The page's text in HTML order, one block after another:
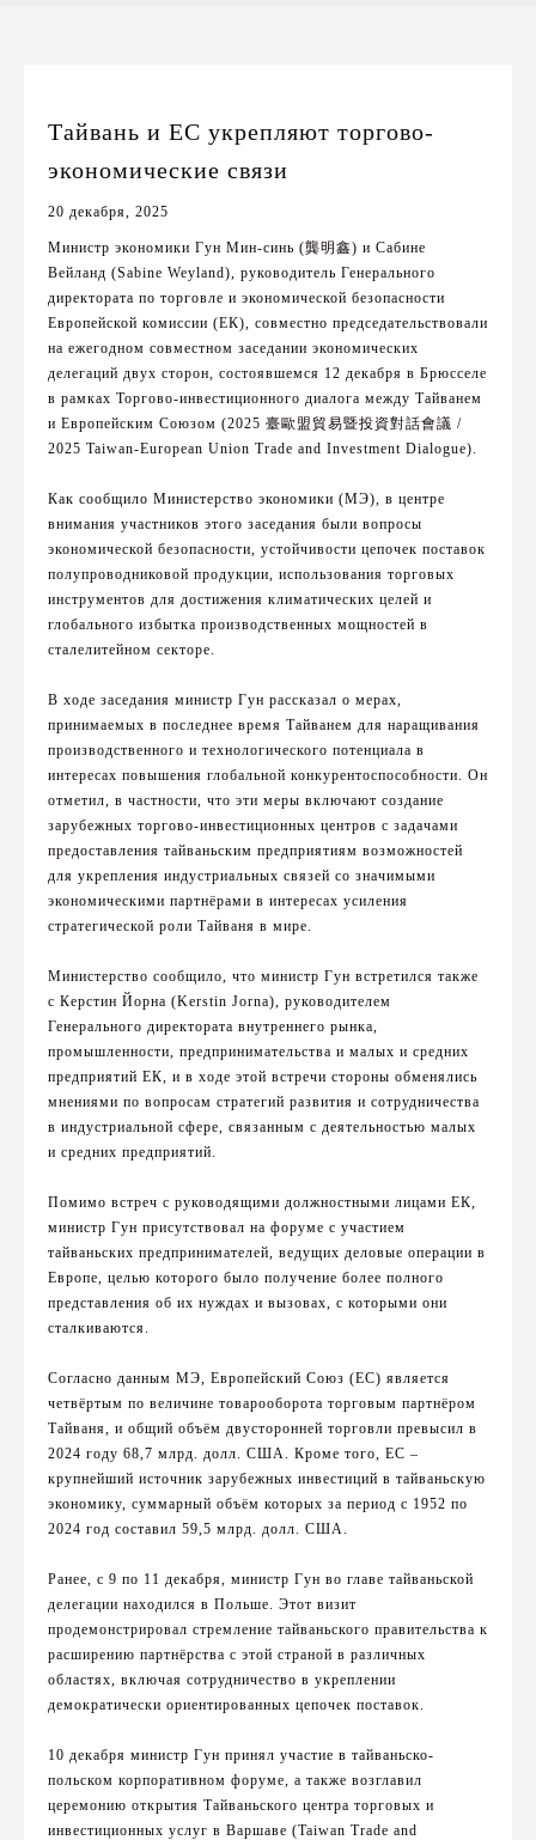
Тайвань и ЕС укрепляют торгово-
экономические связи
20 декабря, 2025
Министр экономики Гун Мин-синь (龔明鑫) и Сабине
Вейланд (Sabine Weyland), руководитель Генерального
директората по торговле и экономической безопасности
Европейской комиссии (ЕК), совместно председательствовали
на ежегодном совместном заседании экономических
делегаций двух сторон, состоявшемся 12 декабря в Брюсселе
в рамках Торгово-инвестиционного диалога между Тайванем
и Европейским Союзом (2025 臺歐盟貿易暨投資對話會議 /
2025 Taiwan-European Union Trade and Investment Dialogue).
Как сообщило Министерство экономики (МЭ), в центре
внимания участников этого заседания были вопросы
экономической безопасности, устойчивости цепочек поставок
полупроводниковой продукции, использования торговых
инструментов для достижения климатических целей и
глобального избытка производственных мощностей в
сталелитейном секторе.
В ходе заседания министр Гун рассказал о мерах,
принимаемых в последнее время Тайванем для наращивания
производственного и технологического потенциала в
интересах повышения глобальной конкурентоспособности. Он
отметил, в частности, что эти меры включают создание
зарубежных торгово-инвестиционных центров с задачами
предоставления тайваньским предприятиям возможностей
для укрепления индустриальных связей со значимыми
экономическими партнёрами в интересах усиления
стратегической роли Тайваня в мире.
Министерство сообщило, что министр Гун встретился также
с Керстин Йорна (Kerstin Jorna), руководителем
Генерального директората внутреннего рынка,
промышленности, предпринимательства и малых и средних
предприятий ЕК, и в ходе этой встречи стороны обменялись
мнениями по вопросам стратегий развития и сотрудничества
в индустриальной сфере, связанным с деятельностью малых
и средних предприятий.
Помимо встреч с руководящими должностными лицами ЕК,
министр Гун присутствовал на форуме с участием
тайваньских предпринимателей, ведущих деловые операции в
Европе, целью которого было получение более полного
представления об их нуждах и вызовах, с которыми они
сталкиваются.
Согласно данным МЭ, Европейский Союз (ЕС) является
четвёртым по величине товарооборота торговым партнёром
Тайваня, и общий объём двусторонней торговли превысил в
2024 году 68,7 млрд. долл. США. Кроме того, ЕС –
крупнейший источник зарубежных инвестиций в тайваньскую
экономику, суммарный объём которых за период с 1952 по
2024 год составил 59,5 млрд. долл. США.
Ранее, с 9 по 11 декабря, министр Гун во главе тайваньской
делегации находился в Польше. Этот визит
продемонстрировал стремление тайваньского правительства к
расширению партнёрства с этой страной в различных
областях, включая сотрудничество в укреплении
демократически ориентированных цепочек поставок.
10 декабря министр Гун принял участие в тайваньско-
польском корпоративном форуме, а также возглавил
церемонию открытия Тайваньского центра торговых и
инвестиционных услуг в Варшаве (Taiwan Trade and